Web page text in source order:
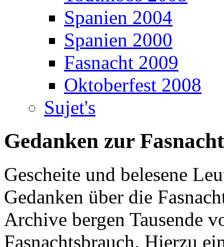
Spanien 2004
Spanien 2000
Fasnacht 2009
Oktoberfest 2008
Sujet's
Gedanken zur Fasnacht
Gescheite und belesene
Gedanken über die
Archive bergen Tausende
Fasnachtsbrauch. Hierzu